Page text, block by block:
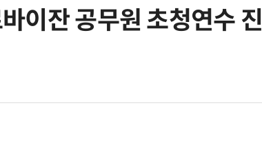
이잔 공무원 초청연수 진